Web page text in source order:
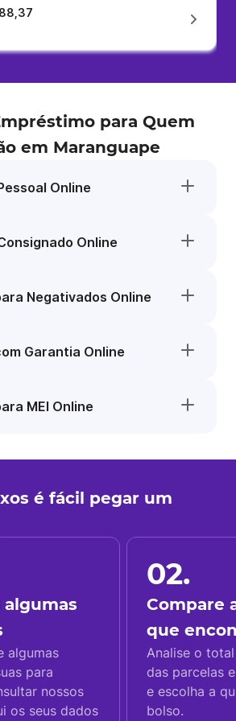
para Quem
em Maranguape
Online
Online
Negativados Online
Garantia Online
MEI Online
é fácil pegar um
algumas
algumas
para
nossos
os seus dados
02.
Compare
que
Analise o
das parcelas
e escolha a
bolso.